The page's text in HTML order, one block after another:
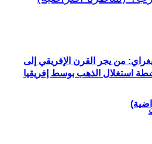
تيغراي: من يجر القرن الإفريقي إلى
استغلال الذهب بوسط إفريقيا